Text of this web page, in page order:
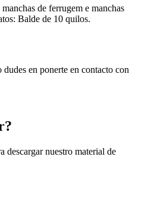
de ferrugem e manchas
Balde de 10 quilos.
en ponerte en contacto con
descargar nuestro material de